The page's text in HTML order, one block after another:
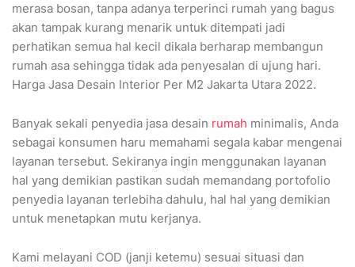
merasa bosan, tanpa adanya terperinci rumah yang bagus
akan tampak kurang menarik untuk ditempati jadi
perhatikan semua hal kecil dikala berharap membangun
rumah asa sehingga tidak ada penyesalan di ujung hari.
Harga Jasa Desain Interior Per M2 Jakarta Utara 2022.
Banyak sekali penyedia jasa desain rumah minimalis, Anda
sebagai konsumen haru memahami segala kabar mengenai
layanan tersebut. Sekiranya ingin menggunakan layanan
hal yang demikian pastikan sudah memandang portofolio
penyedia layanan terlebiha dahulu, hal hal yang demikian
untuk menetapkan mutu kerjanya.
Kami melayani COD (janji ketemu) sesuai situasi dan